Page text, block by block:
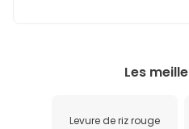
Les
Levure de riz rouge